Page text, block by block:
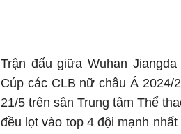
Trận đấu giữa Wuhan
Cúp các CLB nữ châu Á
21/5 trên sân Trung tâm Thể
đều lọt vào top 4 đội mạnh